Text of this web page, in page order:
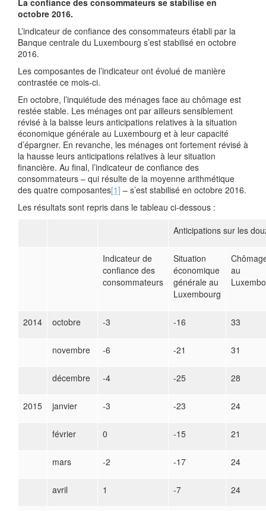
La confiance des consommateurs se stabilise en
octobre 2016.
L’indicateur de confiance des consommateurs établi par la
Banque centrale du Luxembourg s’est stabilisé en octobre
2016.
Les composantes de l’indicateur ont évolué de manière
contrastée ce mois-ci.
En octobre, l’inquiétude des ménages face au chômage est
restée stable. Les ménages ont par ailleurs sensiblement
révisé à la baisse leurs anticipations relatives à la situation
économique générale au Luxembourg et à leur capacité
d’épargner. En revanche, les ménages ont fortement révisé à
la hausse leurs anticipations relatives à leur situation
financière. Au final, l’indicateur de confiance des
consommateurs – qui résulte de la moyenne arithmétique
des quatre composantes[1] – s’est stabilisé en octobre 2016.
Les résultats sont repris dans le tableau ci-dessous :
Anticipations sur les
Indicateur de
confiance des
consommateurs
Situation
économique
générale au
Luxembourg
au
2014 octobre -3 -16 33
novembre -6 -21 31
décembre -4 -25 28
2015 janvier -3 -23 24
février 0 -15 21
mars -2 -17 24
avril 1 -7 24